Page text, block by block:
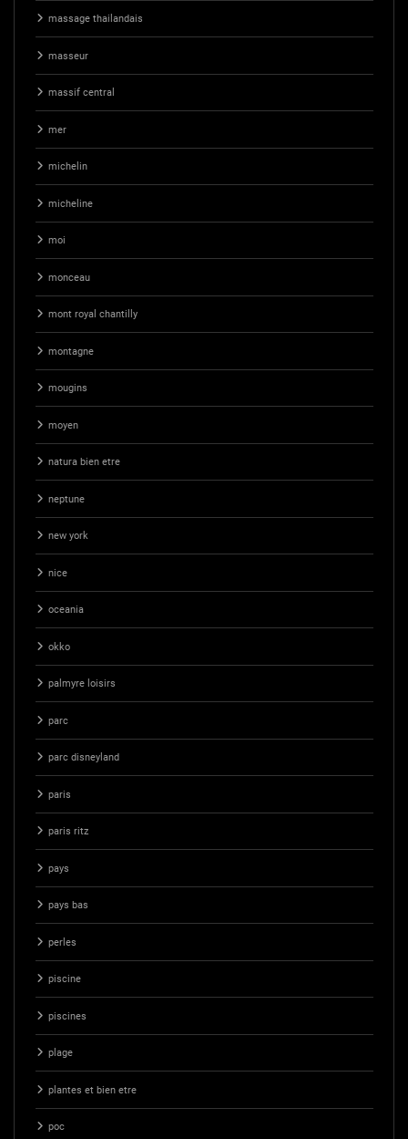
massage thailandais
masseur
massif central
mer
michelin
micheline
moi
monceau
mont royal chantilly
montagne
mougins
moyen
natura bien etre
neptune
new york
nice
oceania
okko
palmyre loisirs
parc
parc disneyland
paris
paris ritz
pays
pays bas
perles
piscine
piscines
plage
plantes et bien etre
poc